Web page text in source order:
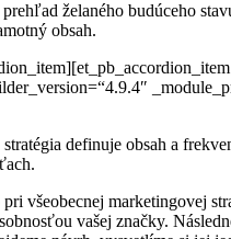
želaného budúceho
obsah.
definuje obsah a
všeobecnej marketingovej
vašej značky.